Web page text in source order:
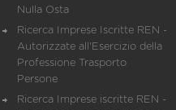
Nulla Osta
Ricerca Imprese Iscritte REN -
Autorizzate all'Esercizio della
Professione Trasporto
Persone
Ricerca Imprese iscritte REN -